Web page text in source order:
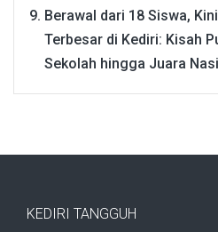
Berawal dari 18 Siswa,
Terbesar di Kediri: Kisah
Sekolah hingga Juara
KEDIRI TANGGUH